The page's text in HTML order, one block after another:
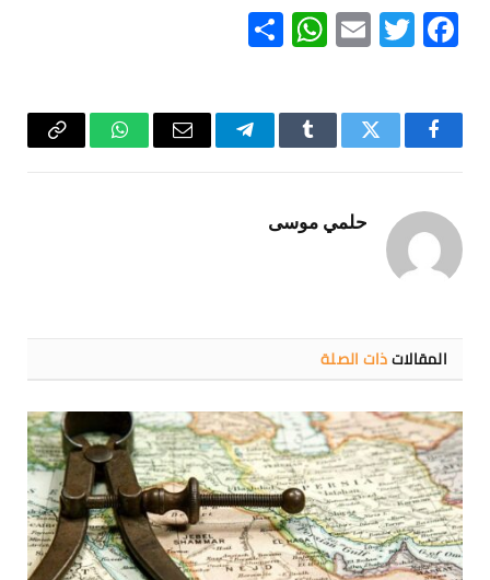
Facebook
Twitter
Email
WhatsApp
فيسبوكتويتر Tumblr تيلقرام البريد
واتسابCopy
حلمي موسى
المقالاتذات الصلة